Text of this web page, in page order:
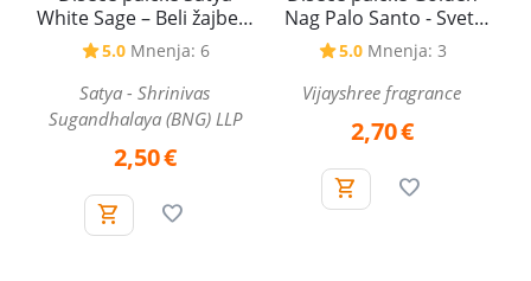
White Sage – Beli žajbelj,
15 g
5.0 Mnenja: 6
Satya - Shrinivas
Sugandhalaya (BNG) LLP
2,50€
Nag Palo Santo - Sveti
les, 15 g
5.0 Mnenja: 3
Vijayshree fragrance
2,70€